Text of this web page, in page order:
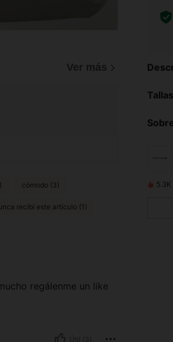
Ver más
cómodo (3)
recibí este artículo (1)
regálenme un like